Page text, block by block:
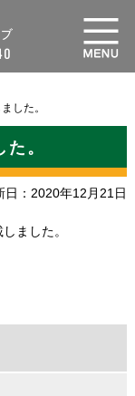
した。
。
日：2020年12月21日
ました。